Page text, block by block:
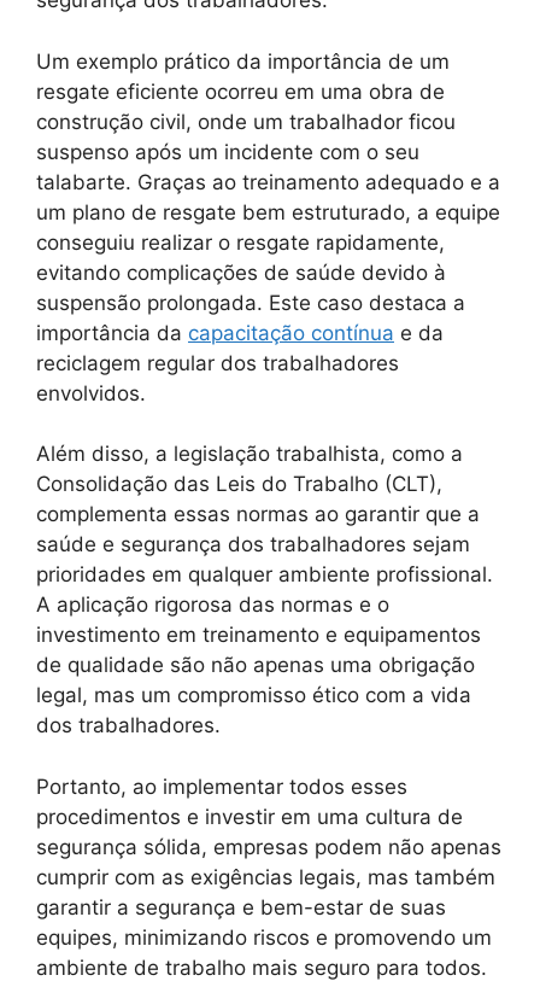
Um exemplo prático da importância de um
resgate eficiente ocorreu em uma obra de
construção civil, onde um trabalhador ficou
suspenso após um incidente com o seu
talabarte. Graças ao treinamento adequado e a
um plano de resgate bem estruturado, a equipe
conseguiu realizar o resgate rapidamente,
evitando complicações de saúde devido à
suspensão prolongada. Este caso destaca a
importância da capacitação contínua e da
reciclagem regular dos trabalhadores
envolvidos.
Além disso, a legislação trabalhista, como a
Consolidação das Leis do Trabalho (CLT),
complementa essas normas ao garantir que a
saúde e segurança dos trabalhadores sejam
prioridades em qualquer ambiente profissional.
A aplicação rigorosa das normas e o
investimento em treinamento e equipamentos
de qualidade são não apenas uma obrigação
legal, mas um compromisso ético com a vida
dos trabalhadores.
Portanto, ao implementar todos esses
procedimentos e investir em uma cultura de
segurança sólida, empresas podem não apenas
cumprir com as exigências legais, mas também
garantir a segurança e bem-estar de suas
equipes, minimizando riscos e promovendo um
ambiente de trabalho mais seguro para todos.